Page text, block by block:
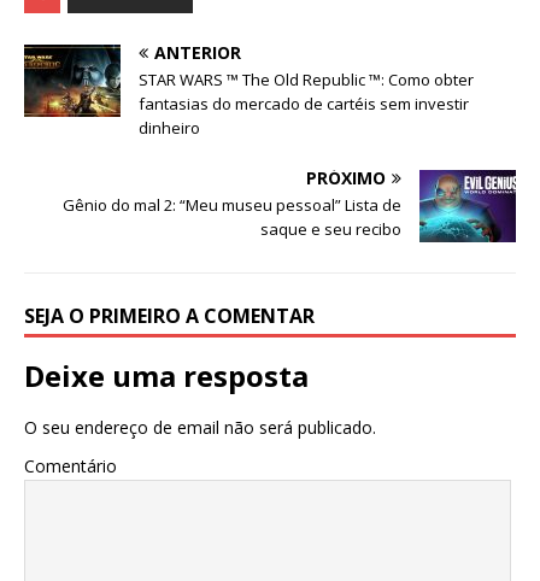
ANTERIOR
STAR WARS ™ The Old Republic ™: Como obter
fantasias do mercado de cartéis sem investir
dinheiro
PRÓXIMO
Gênio do mal 2: “Meu museu pessoal” Lista de
saque e seu recibo
SEJA O PRIMEIRO A COMENTAR
Deixe uma resposta
O seu endereço de email não será publicado.
Comentário